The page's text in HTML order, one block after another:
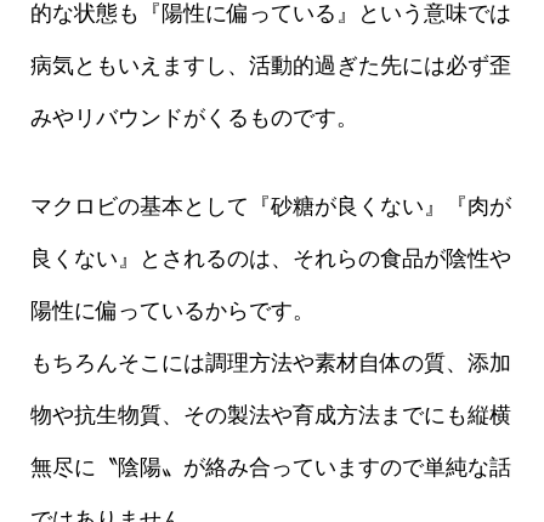
的な状態も『陽性に偏っている』という意味では
病気ともいえますし、活動的過ぎた先には必ず歪
みやリバウンドがくるものです。
マクロビの基本として『砂糖が良くない』『肉が
良くない』とされるのは、それらの食品が陰性や
陽性に偏っているからです。
もちろんそこには調理方法や素材自体の質、添加
物や抗生物質、その製法や育成方法までにも縦横
無尽に〝陰陽〟が絡み合っていますので単純な話